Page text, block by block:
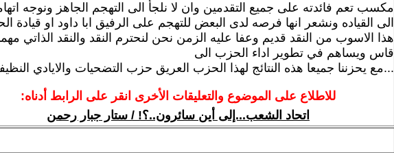
مكسب تعم فائدته على جميع التقدمين وان لا نلجأ الى التهجم الجاهز ونوجه
الى القياده ونشعر انها فرصه لدى البعض للتهجم على الرفيق ابا داود او قيادة
هذا الاسوب من النقد قديم وعفا عليه الزمن نحن لنحترم النقد والنقد الذاتي
قاس ويساهم في تطوير اداء الحزب الى
...مع يحزننا جميعا هذه النتائج لهذا الحزب العريق حزب التضحيات والايادي
للاطلاع على الموضوع والتعليقات الأخرى انقر على الرابط أدناه:
اتحاد الشعب...إلى أين سائرون..؟! / ستار جبار رحمن